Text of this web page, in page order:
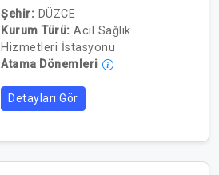
Şehir: DÜZCE
Kurum Türü: Acil Sağlık
Hizmetleri İstasyonu
Atama Dönemleri
Detayları Gör